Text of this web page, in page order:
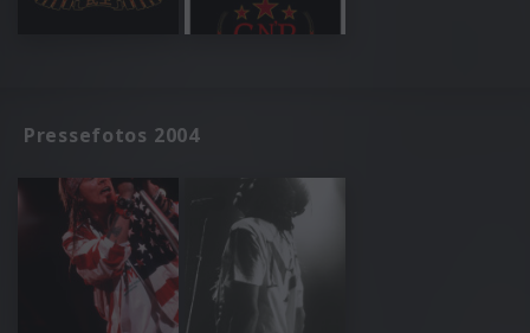
Pressefotos 2004